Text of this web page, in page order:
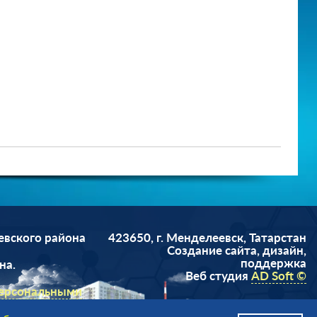
района
423650, г. Менделеевск, Татарстан
Cоздание сайта, дизайн,
поддержка
Веб студия AD Soft ©